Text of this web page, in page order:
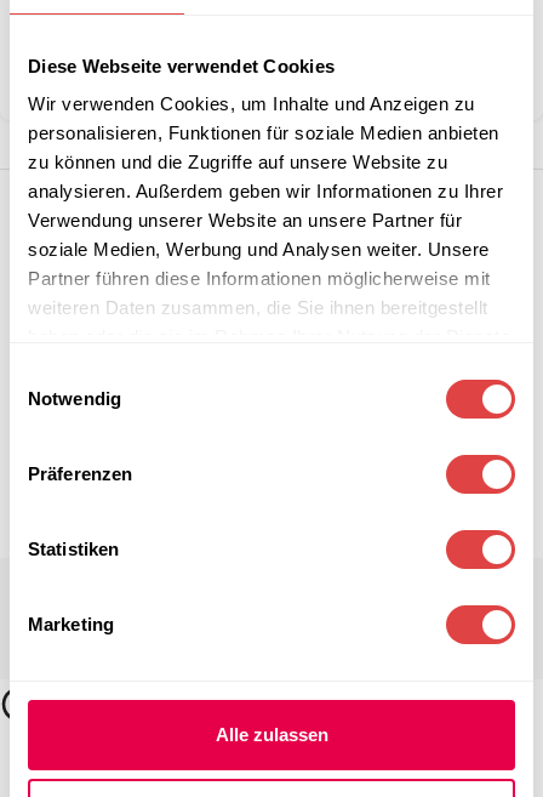
Diese Webseite verwendet Cookies
Wir verwenden Cookies, um Inhalte und Anzeigen zu
personalisieren, Funktionen für soziale Medien anbieten
zu können und die Zugriffe auf unsere Website zu
analysieren. Außerdem geben wir Informationen zu Ihrer
Verwendung unserer Website an unsere Partner für
soziale Medien, Werbung und Analysen weiter. Unsere
Partner führen diese Informationen möglicherweise mit
weiteren Daten zusammen, die Sie ihnen bereitgestellt
Notwendig
Präferenzen
Statistiken
Marketing
Alle zulassen
Artikelnummer:229975